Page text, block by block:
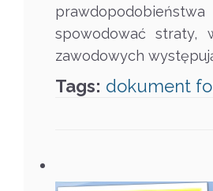
spowodować straty,
zawodowych
Tags: dokument